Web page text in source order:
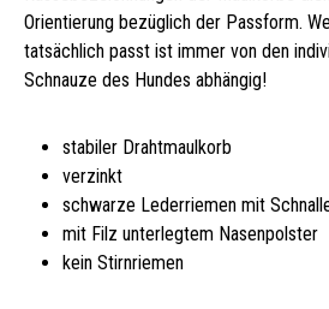
Orientierung bezüglich der Passform.
tatsächlich passt ist immer von den
Schnauze des Hundes abhängig!
stabiler Drahtmaulkorb
verzinkt
schwarze Lederriemen mit
mit Filz unterlegtem Nasenpolster
kein Stirnriemen